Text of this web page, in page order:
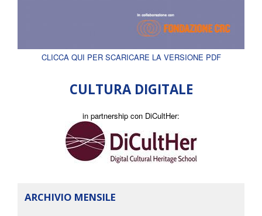
CLICCA QUI PER SCARICARE LA VERSIONE PDF
CULTURA DIGITALE
in partnership con DiCultHer:
ARCHIVIO MENSILE